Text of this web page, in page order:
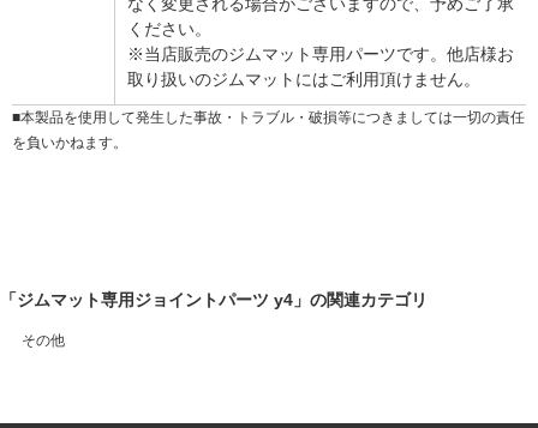
ください。
※当店販売のジムマット専用パーツです。他店様お
取り扱いのジムマットにはご利用頂けません。
■本製品を使用して発生した事故・トラブル・破損等につきましては一切の責任
を負いかねます。
「ジムマット専用ジョイントパーツ y4」の関連カテゴリ
その他